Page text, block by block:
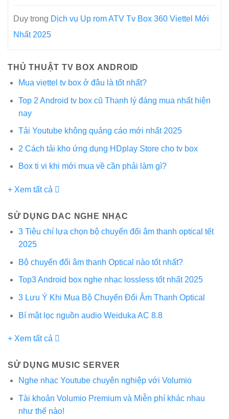
Duy trong Dịch vụ Up rom ATV Tv Box 360 Viettel Mới
Nhất 2025
THỦ THUẬT TV BOX ANDROID
Mua viettel tv box ở đâu là tốt nhất?
Top 2 Android tv box cũ Thanh lý đáng mua nhất hiện
nay
Tải Youtube không quảng cáo mới nhất 2025
2 Cách tải kho ứng dụng HDplay Store cho tv box
Box ti vi khi mới mua về cần phải làm gì?
+ Xem tất cả
SỬ DỤNG DAC NGHE NHẠC
3 Tiêu chí lựa chọn bộ chuyển đổi âm thanh optical tết
2025
Bộ chuyển đổi âm thanh Optical nào tốt nhất?
Top3 Android box nghe nhạc lossless tốt nhất 2025
3 Lưu Ý Khi Mua Bộ Chuyển Đổi Âm Thanh Optical
Bí mật lọc nguồn audio Weiduka AC 8.8
+ Xem tất cả
SỬ DỤNG MUSIC SERVER
Nghe nhạc Youtube chuyên nghiệp với Volumio
Tài khoản Volumio Premium và Miễn phí khác nhau
như thế nào!